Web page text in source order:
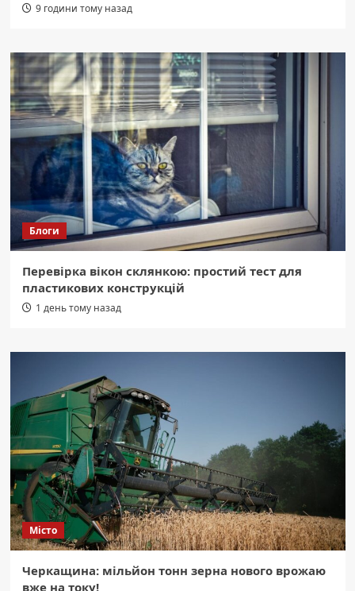
9 години тому назад
Блоги
Перевірка вікон склянкою: простий тест для
пластикових конструкцій
1 день тому назад
Місто
Черкащина: мільйон тонн зерна нового врожаю
вже на току!